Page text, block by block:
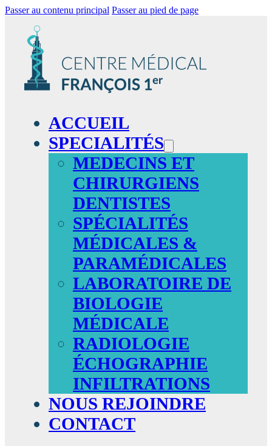
Passer au contenu principal Passer au pied de page
ACCUEIL
SPECIALITÉS
MEDECINS ET
CHIRURGIENS
DENTISTES
SPÉCIALITÉS
MÉDICALES &
PARAMÉDICALES
LABORATOIRE DE
BIOLOGIE
MÉDICALE
RADIOLOGIE
ÉCHOGRAPHIE
INFILTRATIONS
NOUS REJOINDRE
CONTACT